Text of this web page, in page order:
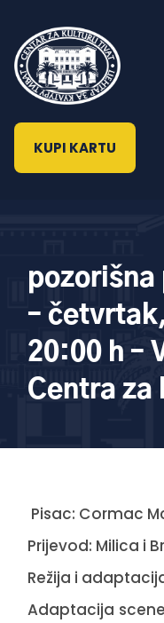
KUPI KARTU
pozorišna
–
20:00 h –
Centra za
Pisac: Cormac
Prijevod: Milica i
Režija i
Adaptacija